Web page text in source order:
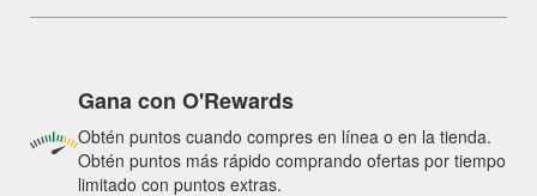
Gana con O'Rewards
Obtén puntos cuando compres en línea o en la tienda.
Obtén puntos más rápido comprando ofertas por tiempo
limitado con puntos extras.